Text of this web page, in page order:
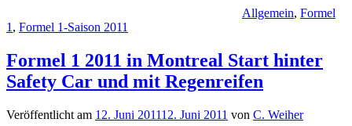
Allgemein, Formel
1 , Formel 1-Saison 2011
Formel 1 2011 in Montreal Start hinter
Safety Car und mit Regenreifen
Veröffentlicht am 12. Juni 201112. Juni 2011 von C. Weiher